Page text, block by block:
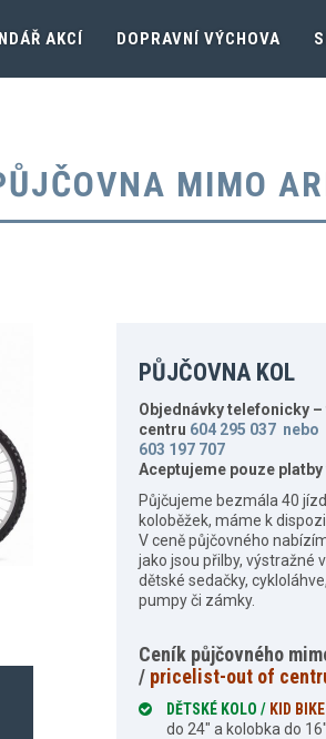
AKCÍ DOPRAVNÍ VÝCHOVA
MIMO
PŮJČOVNA KOL
Objednávky telefonicky –
centru 604 295 037
603 197 707
Aceptujeme pouze
Půjčujeme bezmála 40
koloběžek, máme k
V ceně půjčovného
jako jsou přilby, výstražné
dětské sedačky,
pumpy či zámky.
Ceník půjčovného
/ pricelist-out of
DĚTSKÉ KOLO / KID BIKE
do 24″ a kolobka do